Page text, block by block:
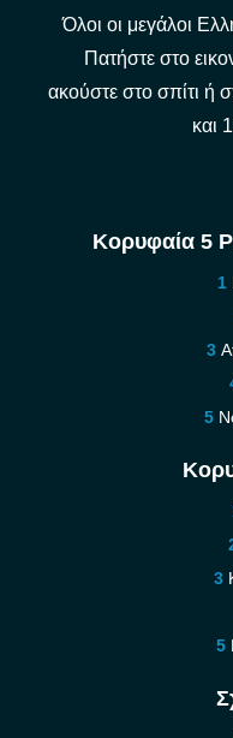
Όλοι οι μεγάλοι
Πατήστε στο
ακούστε στο σπίτι ή
και
Κορυφαία 5